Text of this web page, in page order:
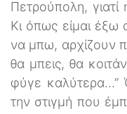
Πετρούπολη,
Κι όπως είμαι έξω
να μπω, αρχίζουν
θα μπεις, θα
φύγε καλύτερα...”
την στιγμή που